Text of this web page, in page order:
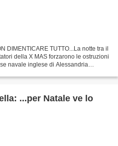
DIMENTICARE TUTTO...La notte tra il
della X MAS forzarono le ostruzioni
navale inglese di Alessandria
...per Natale ve lo